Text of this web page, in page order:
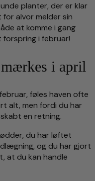
planter, der er klar
alvor melder sin
at komme i gang
i februar!
i april
føles haven ofte
alt, men fordi du har
en retning.
du har løftet
og du har gjort
at du kan handle